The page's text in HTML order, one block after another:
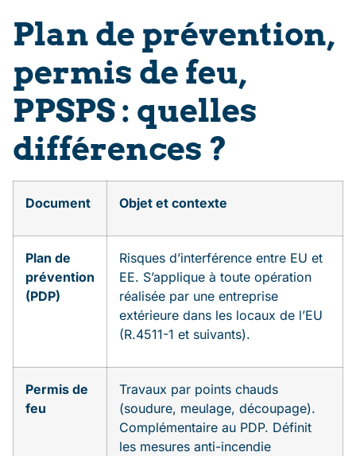
Plan de prévention,
permis de feu,
PPSPS : quelles
différences ?
Document Objet et contexte
Plan de
prévention
(PDP)
Risques d’interférence entre EU et
EE. S’applique à toute opération
réalisée par une entreprise
extérieure dans les locaux de l’EU
(R.4511-1 et suivants).
Permis de
feu
Travaux par points chauds
(soudure, meulage, découpage).
Complémentaire au PDP. Définit
les mesures anti-incendie